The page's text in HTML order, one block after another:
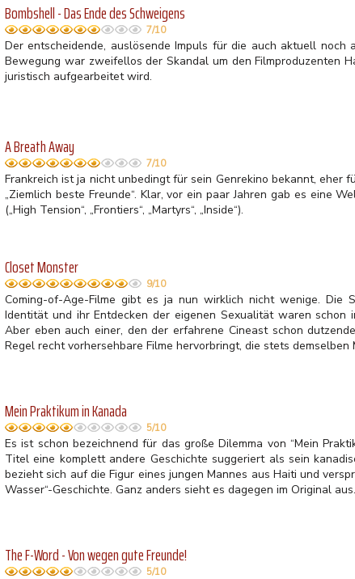
Bombshell - Das Ende des Schweigens
7/10
Der entscheidende, auslösende Impuls für die auch aktuell noch
Bewegung war zweifellos der Skandal um den Filmproduzenten
juristisch aufgearbeitet wird.
A Breath Away
7/10
Frankreich ist ja nicht unbedingt für sein Genrekino bekannt, eher
„Ziemlich beste Freunde“. Klar, vor ein paar Jahren gab es eine
(„High Tension“, „Frontiers“, „Martyrs“, „Inside“).
Closet Monster
9/10
Coming-of-Age-Filme gibt es ja nun wirklich nicht wenige. Die
Identität und ihr Entdecken der eigenen Sexualität waren schon
Aber eben auch einer, den der erfahrene Cineast schon
Regel recht vorhersehbare Filme hervorbringt, die stets demselben
Mein Praktikum in Kanada
5/10
Es ist schon bezeichnend für das große Dilemma von “Mein
Titel eine komplett andere Geschichte suggeriert als sein
bezieht sich auf die Figur eines jungen Mannes aus Haiti und
Wasser“-Geschichte. Ganz anders sieht es dagegen im Original aus.
The F-Word - Von wegen gute Freunde!
5/10